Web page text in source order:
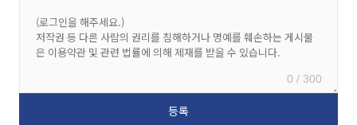
0 / 300